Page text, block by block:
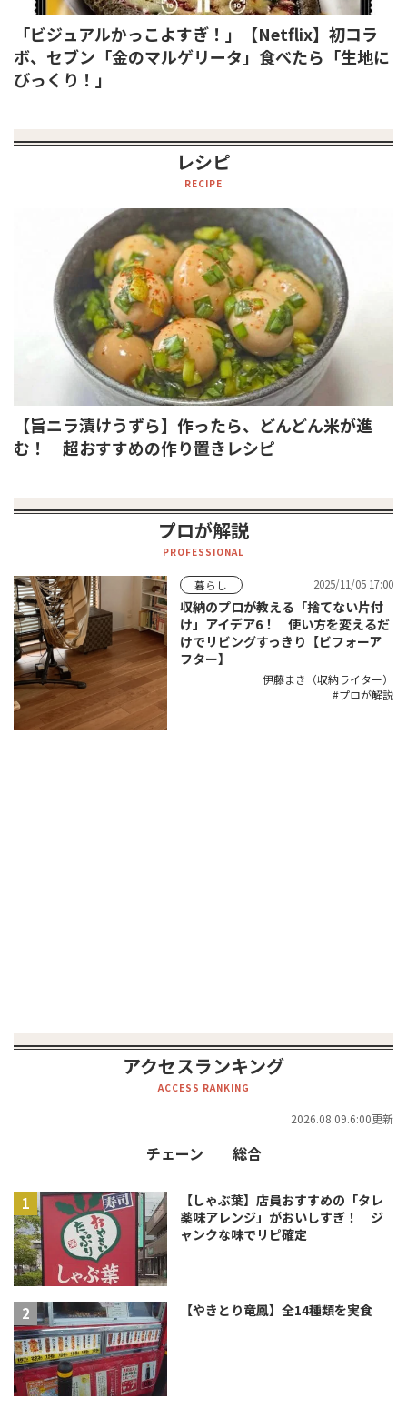
「ビジュアルかっこよすぎ！」【Netflix】初コラ
ボ、セブン「金のマルゲリータ」食べたら「生地に
びっくり！」
レシピ
RECIPE
【旨ニラ漬けうずら】作ったら、どんどん米が進
む！ 超おすすめの作り置きレシピ
プロが解説
PROFESSIONAL
暮らし 2025/11/05 17:00
収納のプロが教える「捨てない片付
け」アイデア6！ 使い方を変えるだ
けでリビングすっきり【ビフォーア
フター】
伊藤まき（収納ライター）
プロが解説
アクセスランキング
ACCESS RANKING
2026.08.09.6:00更新
チェーン 総合
【しゃぶ葉】店員おすすめの「タレ
薬味アレンジ」がおいしすぎ！ ジ
ャンクな味でリピ確定
【やきとり竜鳳】全14種類を実食